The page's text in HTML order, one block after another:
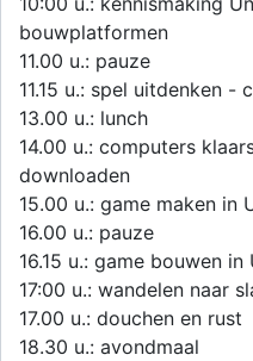
bouwplatformen
11.00 u.: pauze
11.15 u.: spel uitdenken -
13.00 u.: lunch
14.00 u.: computers
downloaden
15.00 u.: game maken in
16.00 u.: pauze
16.15 u.: game bouwen in
17:00 u.: wandelen naar
17.00 u.: douchen en rust
18.30 u.: avondmaal